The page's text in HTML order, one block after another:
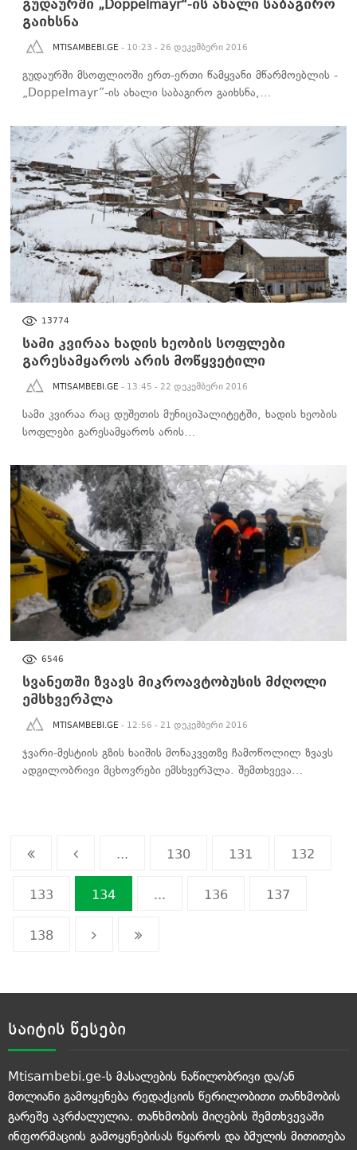
გუდაურში „Doppelmayr“-ის ახალი საბაგირო
გაიხსნა
MTISAMBEBI.GE - 10:23 - 26 დეკემბერი 2016
გუდაურში მსოფლიოში ერთ-ერთი წამყვანი მწარმოებლის -
„Doppelmayr”-ის ახალი საბაგირო გაიხსნა,…
13774
სამი კვირაა ხადის ხეობის სოფლები
გარესამყაროს არის მოწყვეტილი
MTISAMBEBI.GE - 13:45 - 22 დეკემბერი 2016
სამი კვირაა რაც დუშეთის მუნიციპალიტეტში, ხადის ხეობის
სოფლები გარესამყაროს არის…
6546
სვანეთში ზვავს მიკროავტობუსის მძღოლი
ემსხვერპლა
MTISAMBEBI.GE - 12:56 - 21 დეკემბერი 2016
ჯვარი-მესტიის გზის ხაიშის მონაკვეთზე ჩამოწოლილ ზვავს
ადგილობრივი მცხოვრები ემსხვერპლა. შემთხვევა…
... 130 131 132
133 134 ... 136 137
138
საიტის წესები
Mtisambebi.ge-ს მასალების ნაწილობრივი და/ან
მთლიანი გამოყენება რედაქციის წერილობითი თანხმობის
გარეშე აკრძალულია. თანხმობის მიღების შემთხვევაში
ინფორმაციის გამოყენებისას წყაროს და ბმულის მითითება